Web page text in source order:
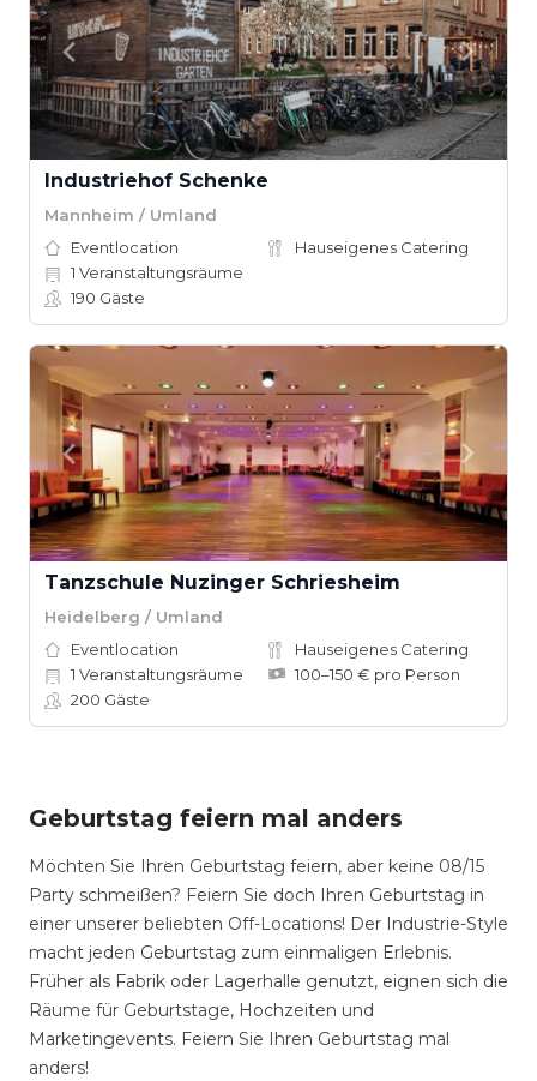
Industriehof Schenke
Mannheim / Umland
Eventlocation
Hauseigenes Catering
1 Veranstaltungsräume
190 Gäste
Tanzschule Nuzinger Schriesheim
Heidelberg / Umland
Eventlocation
Hauseigenes Catering
1 Veranstaltungsräume
100–150 € pro Person
200 Gäste
Geburtstag feiern mal anders
Möchten Sie Ihren Geburtstag feiern, aber keine 08/15
Party schmeißen? Feiern Sie doch Ihren Geburtstag in
einer unserer beliebten Off-Locations! Der Industrie-Style
macht jeden Geburtstag zum einmaligen Erlebnis.
Früher als Fabrik oder Lagerhalle genutzt, eignen sich die
Räume für Geburtstage, Hochzeiten und
Marketingevents. Feiern Sie Ihren Geburtstag mal
anders!